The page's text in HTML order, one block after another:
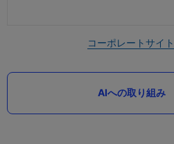
コーポレートサイト
AIへの取り組み